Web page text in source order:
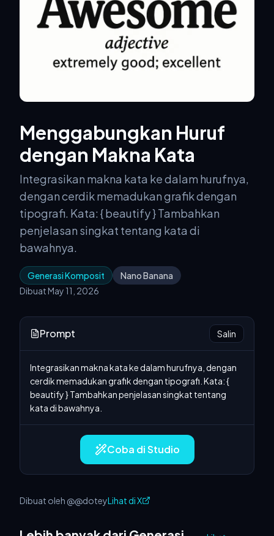
Menggabungkan Huruf
dengan Makna Kata
Integrasikan makna kata ke dalam hurufnya,
dengan cerdik memadukan grafik dengan
tipografi. Kata: { beautify } Tambahkan
penjelasan singkat tentang kata di
bawahnya.
Generasi Komposit
Nano Banana
Dibuat May 11, 2026
Prompt Salin
Integrasikan makna kata ke dalam hurufnya, dengan
cerdik memadukan grafik dengan tipografi. Kata: {
beautify } Tambahkan penjelasan singkat tentang
kata di bawahnya.
Coba di Studio
Dibuat oleh @@doteyLihat di X